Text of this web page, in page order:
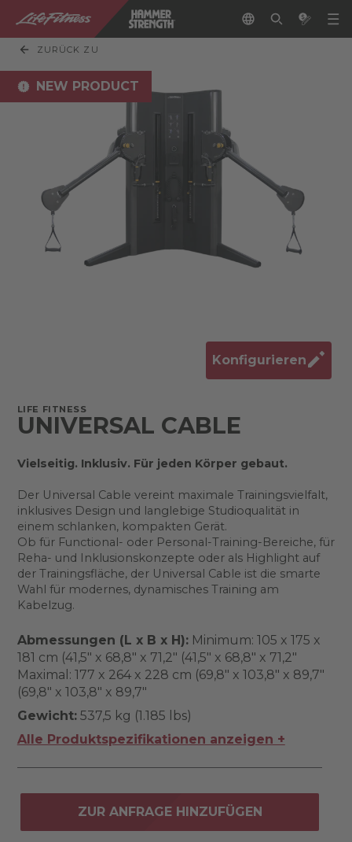
ZURÜCK ZU
NEW PRODUCT
Konfigurieren
LIFE FITNESS
UNIVERSAL CABLE
Vielseitig. Inklusiv. Für jeden Körper gebaut.
Der Universal Cable vereint maximale Trainingsvielfalt,
inklusives Design und langlebige Studioqualität in
einem schlanken, kompakten Gerät.
Ob für Functional- oder Personal-Training-Bereiche, für
Reha- und Inklusionskonzepte oder als Highlight auf
der Trainingsfläche, der Universal Cable ist die smarte
Wahl für modernes, dynamisches Training am
Kabelzug.
Abmessungen (L x B x H):Minimum: 105 x 175 x
181 cm (41,5" x 68,8" x 71,2" (41,5" x 68,8" x 71,2"
Maximal: 177 x 264 x 228 cm (69,8" x 103,8" x 89,7"
(69,8" x 103,8" x 89,7"
Gewicht:537,5 kg (1.185 lbs)
Alle Produktspezifikationen anzeigen +
ZUR ANFRAGE HINZUFÜGEN